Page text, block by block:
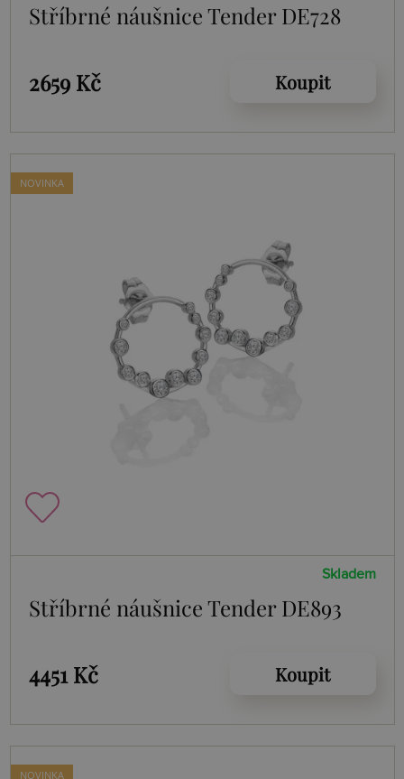
Stříbrné náušnice Tender DE728
2659 Kč Koupit
NOVINKA
Skladem
Stříbrné náušnice Tender DE893
4451 Kč Koupit
NOVINKA